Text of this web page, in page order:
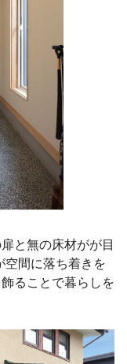
と無の床材がが目
空間に落ち着きを
ることで暮らしを